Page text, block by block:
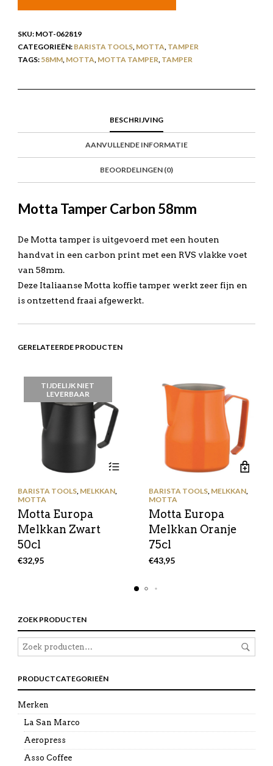
SKU: MOT-062819
CATEGORIEËN: BARISTA TOOLS, MOTTA, TAMPER
TAGS: 58MM, MOTTA, MOTTA TAMPER, TAMPER
BESCHRIJVING
AANVULLENDE INFORMATIE
BEOORDELINGEN (0)
Motta Tamper Carbon 58mm
De Motta tamper is uitgevoerd met een houten
handvat in een carbon print met een RVS vlakke voet
van 58mm.
Deze Italiaanse Motta koffie tamper werkt zeer fijn en
is ontzettend fraai afgewerkt.
GERELATEERDE PRODUCTEN
TIJDELIJK NIET
LEVERBAAR
BARISTA TOOLS, MELKKAN,
MOTTA
Motta Europa
Melkkan Zwart
50cl
€32,95
BARISTA TOOLS, MELKKAN,
MOTTA
Motta Europa
Melkkan Oranje
75cl
€43,95
ZOEK PRODUCTEN
PRODUCTCATEGORIEËN
Merken
La San Marco
Aeropress
Asso Coffee